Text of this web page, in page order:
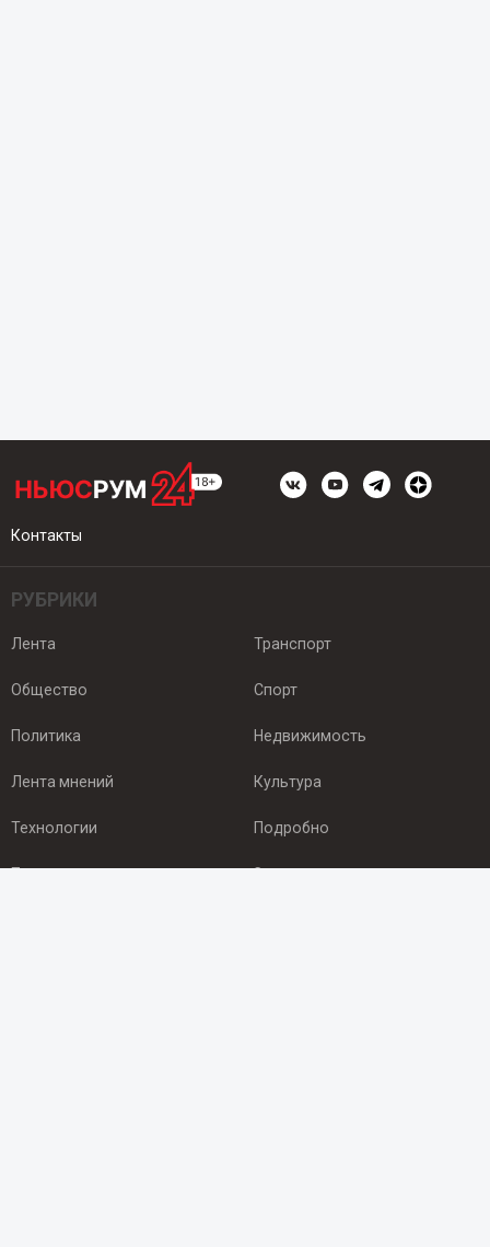
Контакты
РУБРИКИ
Лента
Общество
Политика
Лента мнений
Технологии
Происшествия
Транспорт
Спорт
Недвижимость
Культура
Подробно
Здоровье